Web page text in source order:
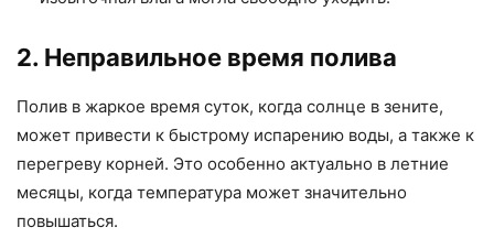
2. Неправильное время полива
Полив в жаркое время суток, когда солнце в зените,
может привести к быстрому испарению воды, а также к
перегреву корней. Это особенно актуально в летние
месяцы, когда температура может значительно
повышаться.